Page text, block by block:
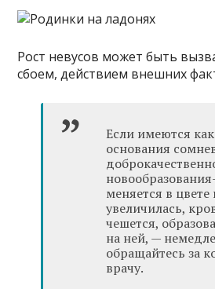
Рост невусов может быть
сбоем, действием внешних
Если имеются
основания
меняется в цвете
увеличилась,
чешется,
на ней, —
обращайтесь за
врачу.